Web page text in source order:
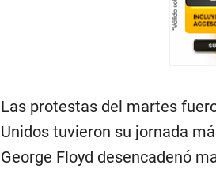
Las protestas del martes
Unidos tuvieron su jornada
George Floyd desencadenó